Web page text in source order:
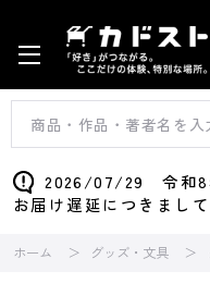
2026/07/29 令和8
お届け遅延につきまして
ホーム グッズ・文具